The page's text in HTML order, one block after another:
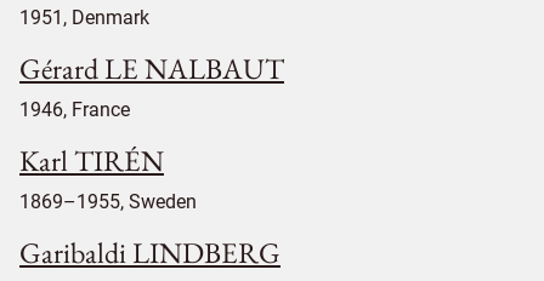
1951, Denmark
Gérard LE NALBAUT
1946, France
Karl TIRÉN
1869–1955, Sweden
Garibaldi LINDBERG